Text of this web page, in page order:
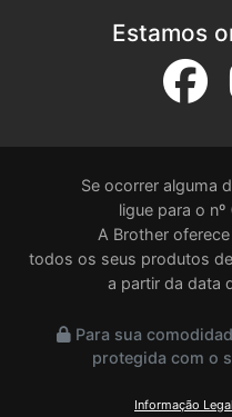
Estamos
Se ocorrer alguma
ligue para o nº
A Brother
todos os seus produtos
a partir da data
Para sua
protegida com o
Informação Legal